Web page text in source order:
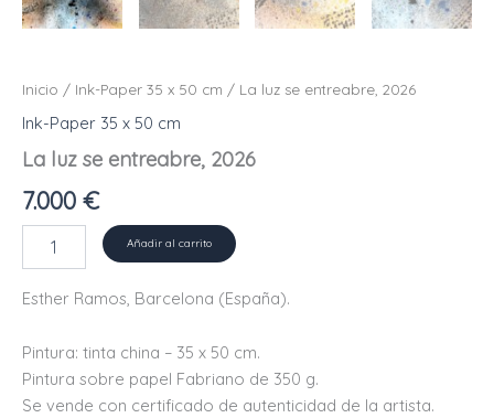
Inicio / Ink-Paper 35 x 50 cm / La luz se entreabre, 2026
Ink-Paper 35 x 50 cm
La luz se entreabre, 2026
7.000 €
entreabre,
cantidad
Añadir al carrito
Esther Ramos, Barcelona (España).
Pintura: tinta china – 35 x 50 cm.
Pintura sobre papel Fabriano de 350 g.
Se vende con certificado de autenticidad de la artista.